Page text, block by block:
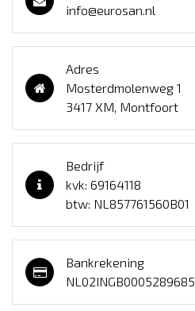
info@eurosan.nl
Adres
Mosterdmolenweg 1
3417 XM, Montfoort
Bedrijf
kvk: 69164118
btw: NL857761560B01
Bankrekening
NL02INGB0005289685